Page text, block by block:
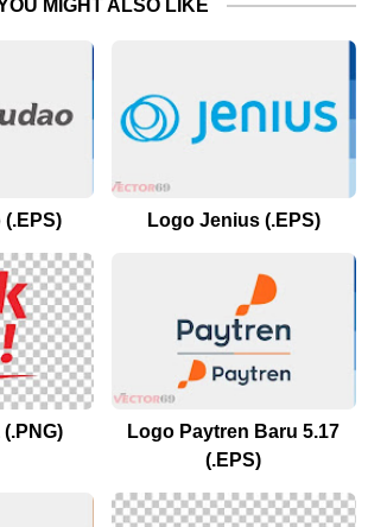
MIGHT ALSO LIKE
Logo Jenius (.EPS)
Logo Paytren Baru 5.17
(.EPS)